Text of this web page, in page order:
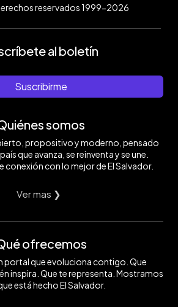
reservados 1999-2026
al boletín
Suscribirme
somos
propositivo y moderno, pensado
que avanza, se reinventa y se une.
conexión con lo mejor de El Salvador.
Ver mas ❯
ofrecemos
portal que evoluciona contigo. Que
inspira. Que te representa. Mostramos
está hecho El Salvador.